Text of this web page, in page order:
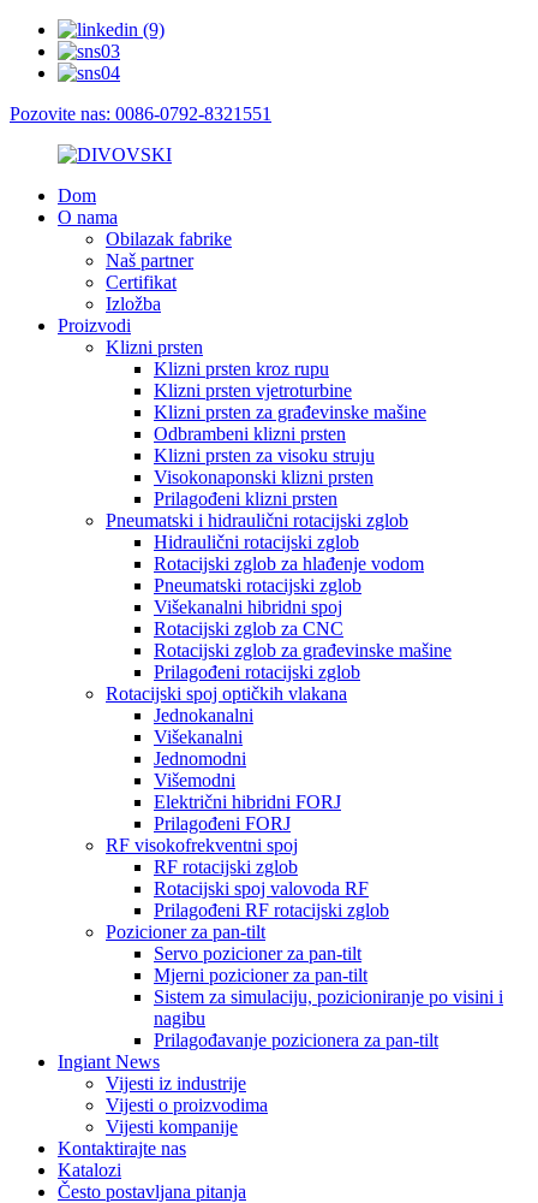
Pozovite nas: 0086-0792-8321551
Dom
O nama
Obilazak fabrike
Naš partner
Certifikat
Izložba
Proizvodi
Klizni prsten
Klizni prsten kroz rupu
Klizni prsten vjetroturbine
Klizni prsten za građevinske mašine
Odbrambeni klizni prsten
Klizni prsten za visoku struju
Visokonaponski klizni prsten
Prilagođeni klizni prsten
Pneumatski i hidraulični rotacijski zglob
Hidraulični rotacijski zglob
Rotacijski zglob za hlađenje vodom
Pneumatski rotacijski zglob
Višekanalni hibridni spoj
Rotacijski zglob za CNC
Rotacijski zglob za građevinske mašine
Prilagođeni rotacijski zglob
Rotacijski spoj optičkih vlakana
Jednokanalni
Višekanalni
Jednomodni
Višemodni
Električni hibridni FORJ
Prilagođeni FORJ
RF visokofrekventni spoj
RF rotacijski zglob
Rotacijski spoj valovoda RF
Prilagođeni RF rotacijski zglob
Pozicioner za pan-tilt
Servo pozicioner za pan-tilt
Mjerni pozicioner za pan-tilt
Sistem za simulaciju, pozicioniranje po visini i
nagibu
Prilagođavanje pozicionera za pan-tilt
Ingiant News
Vijesti iz industrije
Vijesti o proizvodima
Vijesti kompanije
Kontaktirajte nas
Katalozi
Često postavljana pitanja